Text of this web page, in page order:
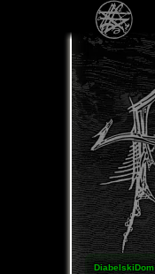
DiabelskiDom